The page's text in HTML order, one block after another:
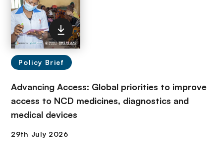
Policy Brief
Advancing Access: Global priorities to improve
access to NCD medicines, diagnostics and
medical devices